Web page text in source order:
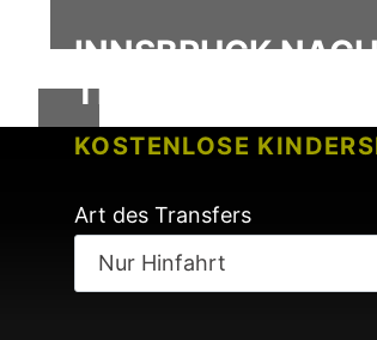
KOSTENLOSE
KEINE GEBÜHREN BEI
Art des Transfers
INNSBRUCK
TRANSFER